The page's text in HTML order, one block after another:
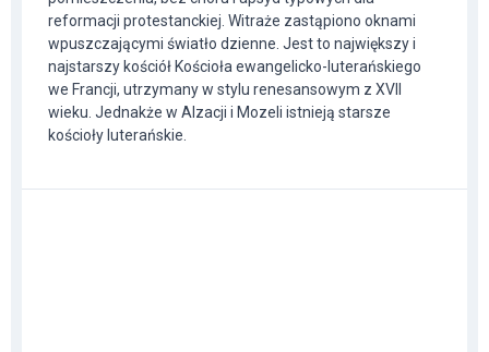
reformacji protestanckiej. Witraże zastąpiono oknami
wpuszczającymi światło dzienne. Jest to największy i
najstarszy kościół Kościoła ewangelicko-luterańskiego
we Francji, utrzymany w stylu renesansowym z XVII
wieku. Jednakże w Alzacji i Mozeli istnieją starsze
kościoły luterańskie.